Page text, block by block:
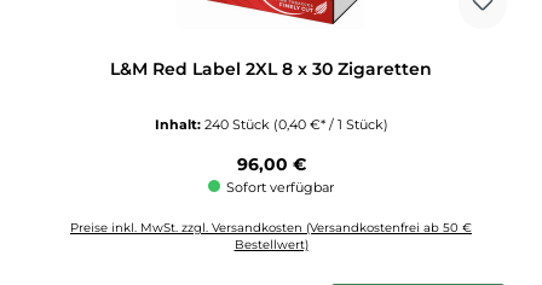
L&M Red Label 2XL 8 x 30 Zigaretten
Inhalt: 240 Stück (0,40 €* / 1 Stück)
Regulärer Preis:
96,00 €
Sofort verfügbar
Preise inkl. MwSt. zzgl. Versandkosten (Versandkostenfrei ab 50 €
Bestellwert)